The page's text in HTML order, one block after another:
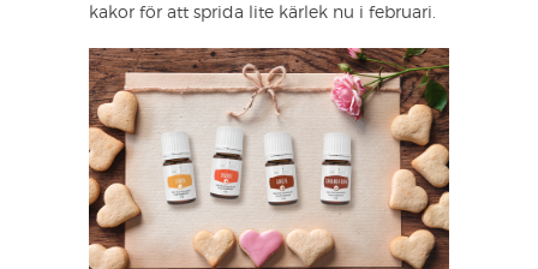
kakor för att sprida lite kärlek nu i februari.